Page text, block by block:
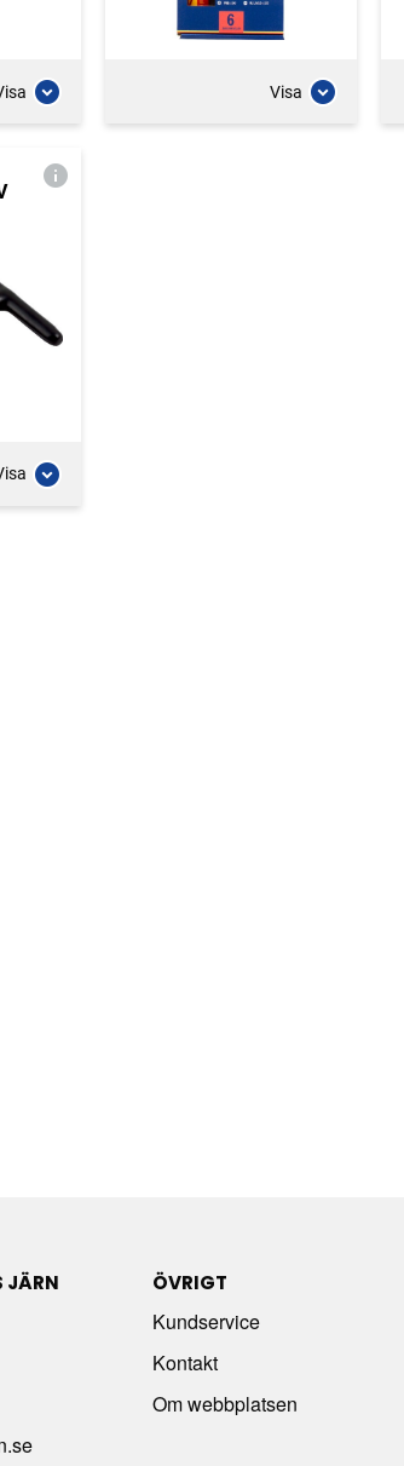
Visa
JÄRN ÖVRIGT
Kundservice
Kontakt
Om webbplatsen